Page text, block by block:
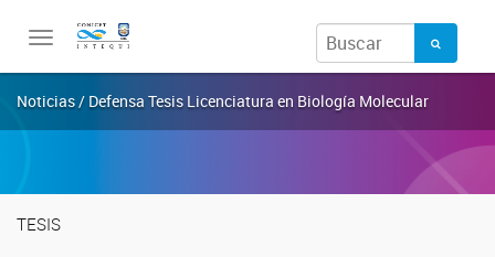
Toggle
Noticias / Defensa Tesis Licenciatura en Biología Molecular
TESIS